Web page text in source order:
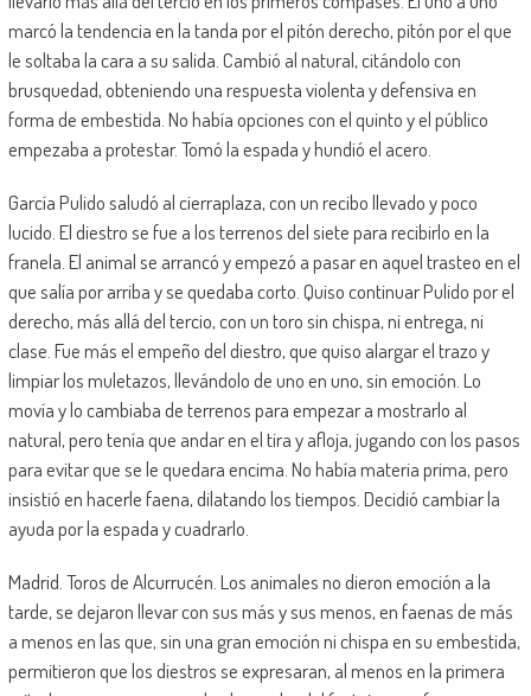
marcó la tendencia en la tanda por el pitón derecho, pitón por el que
le soltaba la cara a su salida. Cambió al natural, citándolo con
brusquedad, obteniendo una respuesta violenta y defensiva en
forma de embestida. No había opciones con el quinto y el público
empezaba a protestar. Tomó la espada y hundió el acero.
García Pulido saludó al cierraplaza, con un recibo llevado y poco
lucido. El diestro se fue a los terrenos del siete para recibirlo en la
franela. El animal se arrancó y empezó a pasar en aquel trasteo en el
que salía por arriba y se quedaba corto. Quiso continuar Pulido por el
derecho, más allá del tercio, con un toro sin chispa, ni entrega, ni
clase. Fue más el empeño del diestro, que quiso alargar el trazo y
limpiar los muletazos, llevándolo de uno en uno, sin emoción. Lo
movía y lo cambiaba de terrenos para empezar a mostrarlo al
natural, pero tenía que andar en el tira y afloja, jugando con los pasos
para evitar que se le quedara encima. No había materia prima, pero
insistió en hacerle faena, dilatando los tiempos. Decidió cambiar la
ayuda por la espada y cuadrarlo.
Madrid. Toros de Alcurrucén. Los animales no dieron emoción a la
tarde, se dejaron llevar con sus más y sus menos, en faenas de más
a menos en las que, sin una gran emoción ni chispa en su embestida,
permitieron que los diestros se expresaran, al menos en la primera